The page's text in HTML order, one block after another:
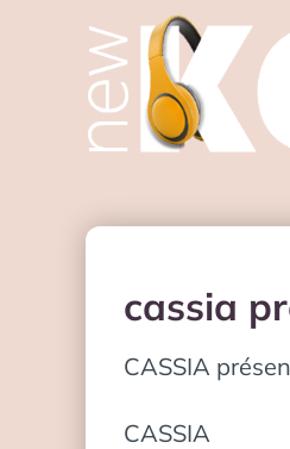
cassia
CASSIA
CASSIA